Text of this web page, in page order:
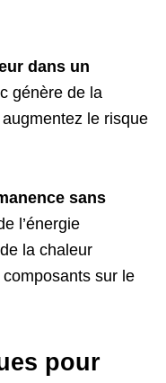
dans un
génère de la
le risque
sans
l’énergie
la chaleur
sur le
pour